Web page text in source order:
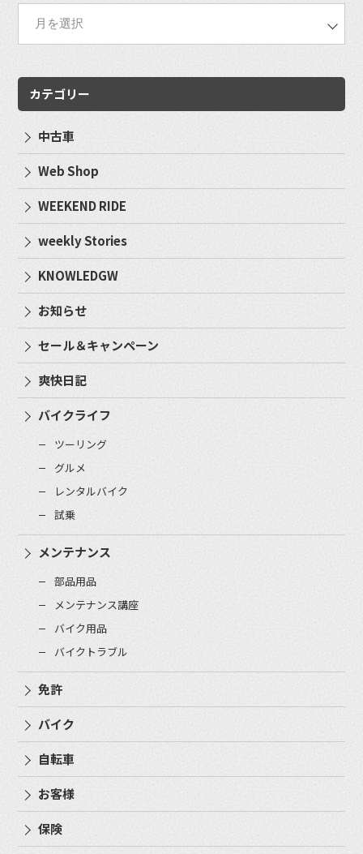
カテゴリー
中古車
Web Shop
WEEKEND RIDE
weekly Stories
KNOWLEDGW
お知らせ
セール＆キャンペーン
爽快日記
バイクライフ
ツーリング
グルメ
レンタルバイク
試乗
メンテナンス
部品用品
メンテナンス講座
バイク用品
バイクトラブル
免許
バイク
自転車
お客様
保険